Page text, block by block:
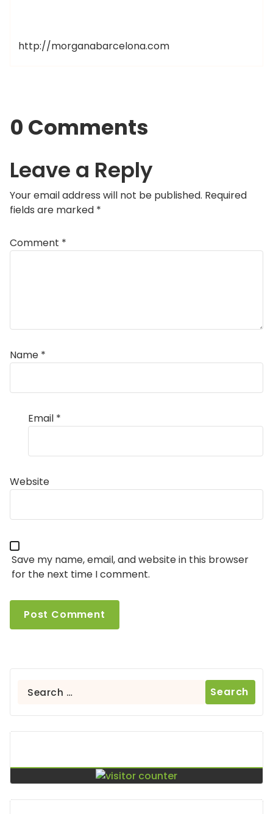
http://morganabarcelona.com
0 Comments
Leave a Reply
Your email address will not be published. Required
fields are marked *
Comment *
Name *
Email *
Website
Save my name, email, and website in this browser
for the next time I comment.
Search